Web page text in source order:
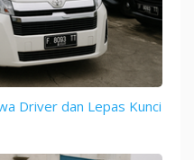
Driver dan Lepas Kunci